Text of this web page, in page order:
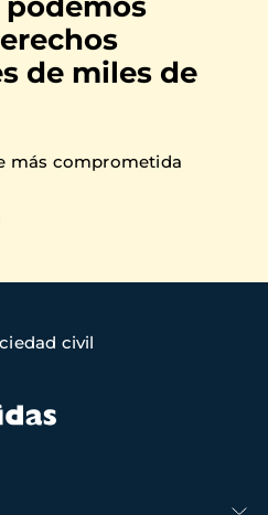
podemos
de miles de
más comprometida
civil